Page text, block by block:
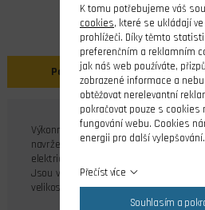
Popis
Výkonné vrtule pro R/C modelová
navrženy pro větší 2 a 4 taktové
elektrické modely. Řada K poskytuje
Jsou vyrobeny z kompozitu
velikostech 12 až 16".
K tomu potřebujeme váš
cookies, které se ukládají
prohlížeči. Díky těmto
preferenčním a reklamním
jak náš web používáte,
zobrazené informace a
obtěžovat nerelevantní
pokračovat pouze s cookies
fungování webu. Cookies
energii pro další vylepšování.
Přečíst více
Souhlasím a